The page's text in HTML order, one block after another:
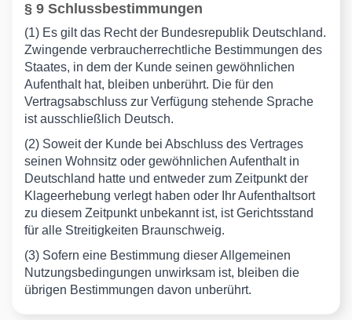
§ 9 Schlussbestimmungen
(1) Es gilt das Recht der Bundesrepublik Deutschland.
Zwingende verbraucherrechtliche Bestimmungen des
Staates, in dem der Kunde seinen gewöhnlichen
Aufenthalt hat, bleiben unberührt. Die für den
Vertragsabschluss zur Verfügung stehende Sprache
ist ausschließlich Deutsch.
(2) Soweit der Kunde bei Abschluss des Vertrages
seinen Wohnsitz oder gewöhnlichen Aufenthalt in
Deutschland hatte und entweder zum Zeitpunkt der
Klageerhebung verlegt haben oder Ihr Aufenthaltsort
zu diesem Zeitpunkt unbekannt ist, ist Gerichtsstand
für alle Streitigkeiten Braunschweig.
(3) Sofern eine Bestimmung dieser Allgemeinen
Nutzungsbedingungen unwirksam ist, bleiben die
übrigen Bestimmungen davon unberührt.